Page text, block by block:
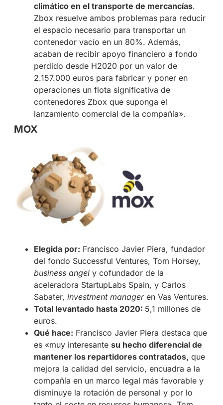
climático en el transporte de mercancías.
Zbox resuelve ambos problemas para reducir
el espacio necesario para transportar un
contenedor vacío en un 80%. Además,
acaban de recibir apoyo financiero a fondo
perdido desde H2020 por un valor de
2.157.000 euros para fabricar y poner en
operaciones un flota significativa de
contenedores Zbox que suponga el
lanzamiento comercial de la compañía».
MOX
Elegida por: Francisco Javier Piera, fundador
del fondo Successful Ventures, Tom Horsey,
business angely cofundador de la
aceleradora StartupLabs Spain, y Carlos
Sabater, investment manageren Vas Ventures.
Total levantado hasta 2020: 5,1 millones de
euros.
Qué hace: Francisco Javier Piera destaca que
es «muy interesante su hecho diferencial de
mantener los repartidores contratados, que
mejora la calidad del servicio, encuadra a la
compañía en un marco legal más favorable y
disminuye la rotación de personal y por lo